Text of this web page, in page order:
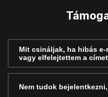
Mit csináljak, ha hibás
vagy elfelejtettem a
Nem tudok